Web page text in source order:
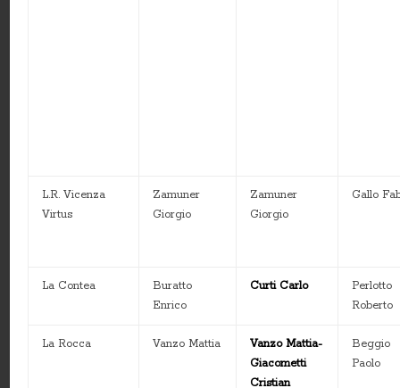
L.R. Vicenza
Virtus
Zamuner
Giorgio
Zamuner
Giorgio
Gallo
La Contea
Buratto
Enrico
Curti Carlo
Perlotto
Roberto
La Rocca Vanzo Mattia
Vanzo Mattia-
Giacometti
Cristian
Beggio
Paolo